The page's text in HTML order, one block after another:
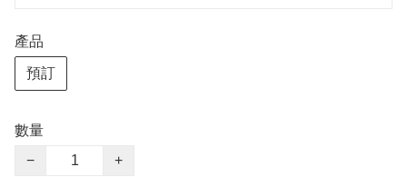
產品
預訂
數量
−
+